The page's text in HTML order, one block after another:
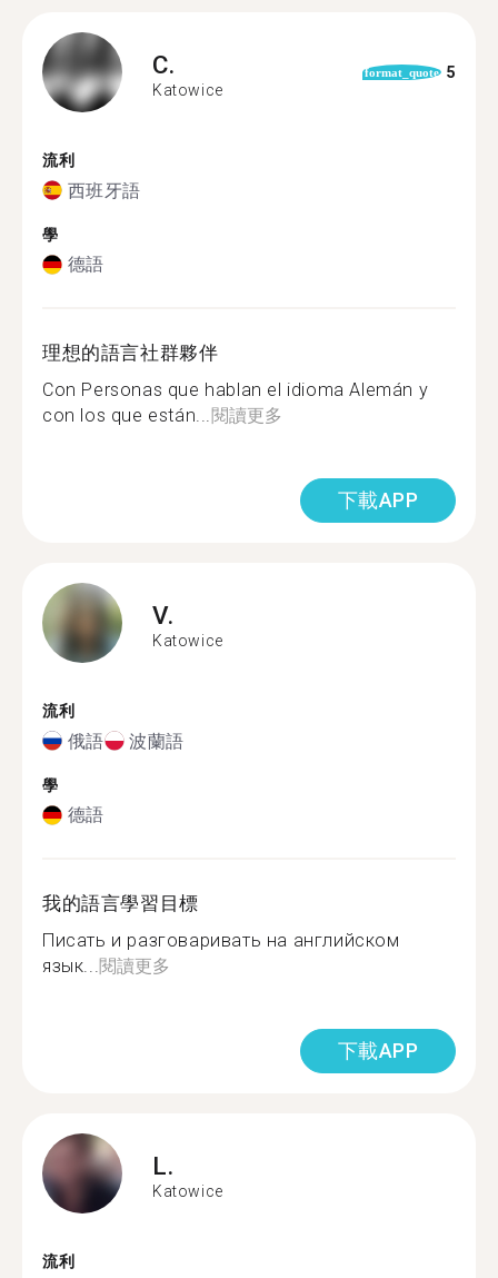
C.
Katowice
format_quote 5
流利
西班牙語
學
德語
理想的語言社群夥伴
Con Personas que hablan el idioma Alemán y
con los que están...閱讀更多
下載APP
V.
Katowice
流利
俄語 波蘭語
學
德語
我的語言學習目標
Писать и разговаривать на английском
язык...閱讀更多
下載APP
L.
Katowice
流利